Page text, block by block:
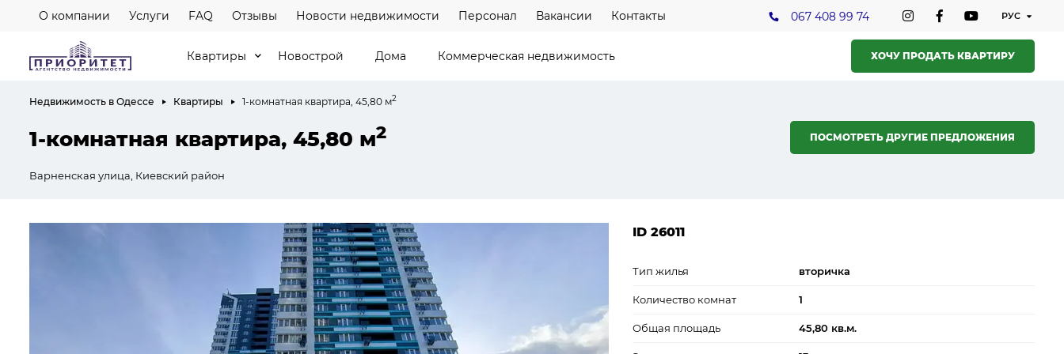
О компании Услуги FAQ Отзывы Новости недвижимости Персонал Вакансии Контакты 067 408 99 74
Квартиры Новострой Дома Коммерческая недвижимость ХОЧУ ПРОДАТЬ КВАРТИРУ
Недвижимость в Одессе Квартиры 1-комнатная квартира, 45,80 м2
1-комнатная квартира, 45,80 м2
Варненская улица, Киевский район
ПОСМОТРЕТЬ ДРУГИЕ ПРЕДЛОЖЕНИЯ
ID 26011
Тип жилья вторичка
Количество комнат 1
Общая площадь 45,80 кв.м.